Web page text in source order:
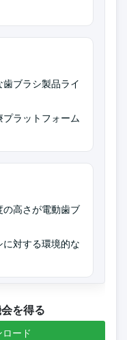
ブラシ製品ライ
ラットフォーム
高さが電動歯ブ
対する環境的な
を得る
ード